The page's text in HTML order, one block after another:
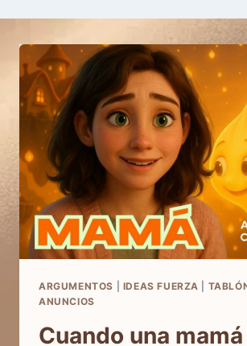
ARGUMENTOS IDEAS FUERZA
ANUNCIOS
Cuando una